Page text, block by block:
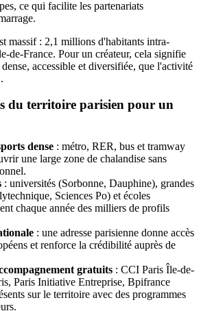
ce qui facilite les partenariats
massif : 2,1 millions d'habitants intra-
de-France. Pour un créateur, cela signifie
accessible et diversifiée, que l'activité
du territoire parisien pour un
dense : métro, RER, bus et tramway
une large zone de chalandise sans
: universités (Sorbonne, Dauphine), grandes
Sciences Po) et écoles
chaque année des milliers de profils
: une adresse parisienne donne accès
et renforce la crédibilité auprès de
gratuits : CCI Paris Île-de-
Paris Initiative Entreprise, Bpifrance
sur le territoire avec des programmes